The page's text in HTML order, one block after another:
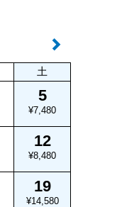
土
5
¥7,480
12
¥8,480
19
¥14,580